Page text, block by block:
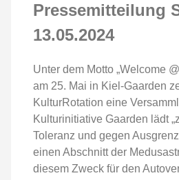
Pressemitteilung
13.05.2024
Unter dem Motto „Welcome
am 25. Mai in Kiel-Gaarden
KulturRotation eine
Kulturinitiative Gaarden lädt
Toleranz und gegen
einen Abschnitt der
diesem Zweck für den